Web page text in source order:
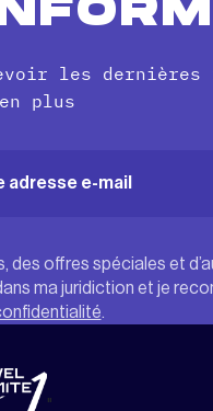
les
plus
des offres spéciales et
ma juridiction et je
"